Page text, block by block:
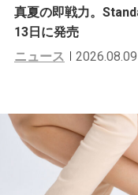
真夏の即戦力。
13日に発売
ニュース
2026.08.09